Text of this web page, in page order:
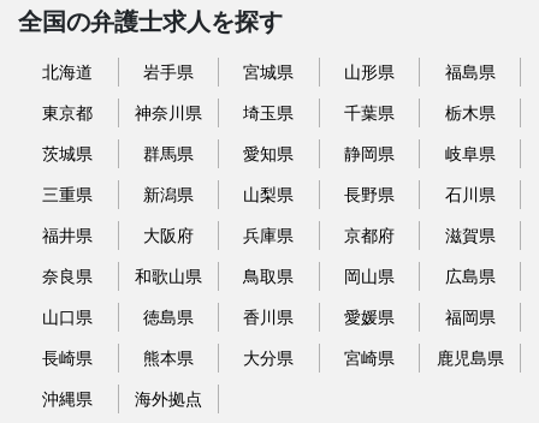
全国の弁護士求人を探す
北海道 岩手県 宮城県 山形県 福島県
東京都 神奈川県 埼玉県 千葉県 栃木県
茨城県 群馬県 愛知県 静岡県 岐阜県
三重県 新潟県 山梨県 長野県 石川県
福井県 大阪府 兵庫県 京都府 滋賀県
奈良県 和歌山県 鳥取県 岡山県 広島県
山口県 徳島県 香川県 愛媛県 福岡県
長崎県 熊本県 大分県 宮崎県 鹿児島県
沖縄県 海外拠点